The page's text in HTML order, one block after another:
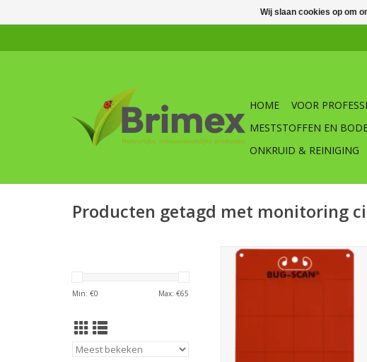
HOME VOOR
MESTSTOFFEN EN
ONKRUID & REINIGING
Producten getagd met monitoring
Min: €0 Max: €65
Brimex Bug-Scan® vangstroken
25 x 20 cm (kleiner te knippen).
Rode kleur voor monitoring
Wij slaan cookies op om